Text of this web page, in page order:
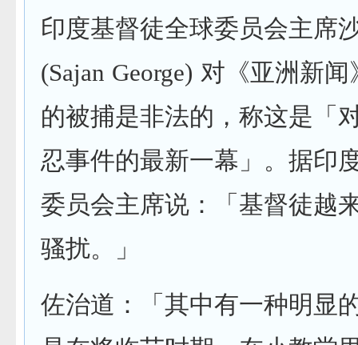
印度基督徒全球委员会主席
(Sajan George) 对《亚洲新
的被捕是非法的，称这是「
忍事件的最新一幕」。据印
委员会主席说：「基督徒越
骚扰。」
佐治道：「其中有一种明显